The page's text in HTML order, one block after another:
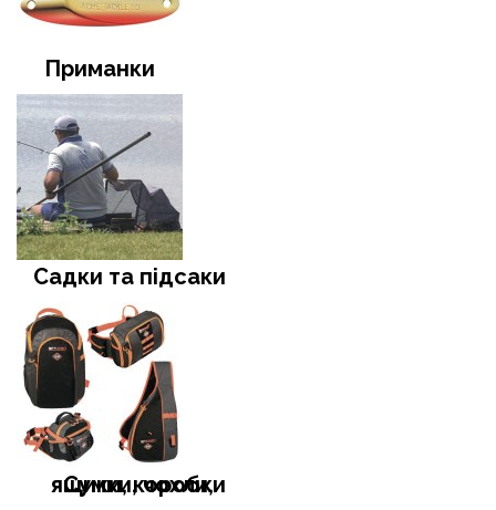
Приманки
Садки та підсаки
Сумки, чохли, ящики, коробки